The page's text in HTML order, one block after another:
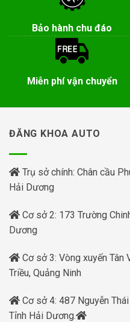
Bảo hành chu đáo
Miễn phí vận chuyển
ĐĂNG KHOA AUTO
Trụ sở chính: Chân cầu
Hải Dương
Cơ sở 2: 173 Trường
Dương
Cơ sở 3: Vòng xuyến
Triều, Quảng Ninh
Cơ sở 4: 487 Nguyễn
Tỉnh Hải Dương.